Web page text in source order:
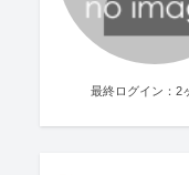
最終ログイン：2